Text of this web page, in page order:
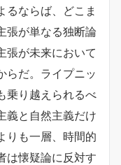
るならば、どこま
張が単なる独断論
張が未来において
らだ。ライプニッ
乗り越えられるべ
義と自然主義だけ
りも一層、時間的
は懐疑論に反対す